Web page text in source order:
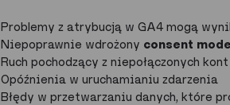
Problemy z atrybucją w GA4 mogą
Niepoprawnie wdrożony consent
Ruch pochodzący z niepołączonych kont
Opóźnienia w uruchamianiu zdarzenia
Błędy w przetwarzaniu danych, które